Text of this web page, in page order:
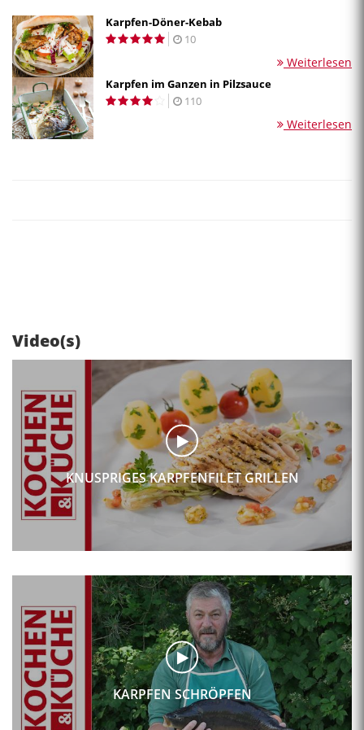
Karpfen-Döner-Kebab
10
Weiterlesen
Karpfen im Ganzen in Pilzsauce
110
Weiterlesen
Video(s)
KNUSPRIGES KARPFENFILET GRILLEN
KARPFEN SCHRÖPFEN